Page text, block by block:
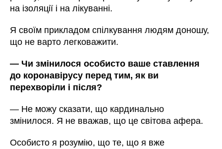
на ізоляції і на лікуванні.
Я своїм прикладом спілкування людям доношу,
що не варто легковажити.
— Чи змінилося особисто ваше ставлення
до коронавірусу перед тим, як ви
перехворіли і після?
— Не можу сказати, що кардинально
змінилося. Я не вважав, що це світова афера.
Особисто я розумію, що те, що я вже